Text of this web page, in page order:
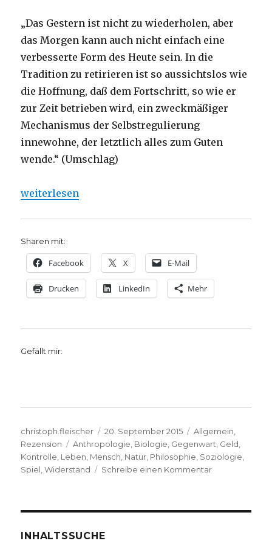
„Das Gestern ist nicht zu wiederholen, aber
das Morgen kann auch nicht einfach eine
verbesserte Form des Heute sein. In die
Tradition zu retirieren ist so aussichtslos wie
die Hoffnung, daß dem Fortschritt, so wie er
zur Zeit betrieben wird, ein zweckmäßiger
Mechanismus der Selbstregulierung
innewohne, der letztlich alles zum Guten
wende.“ (Umschlag)
„Skepsis und Verantwortung, Rezension von
weiterlesen
Sharen mit:
Facebook X E-Mail
Drucken LinkedIn Mehr
Gefällt mir:
Autor
christoph.fleischer
Veröffentlicht
am
20. September 2015 Kategorien
Allgemein
Rezension
Schlagwörter
Anthropologie Biologie Gegenwart Geld
Kontrolle Leben Mensch Natur Philosophie Soziologie
Spiel ,Widerstand Schreibe einen Kommentarzu
INHALTSSUCHE